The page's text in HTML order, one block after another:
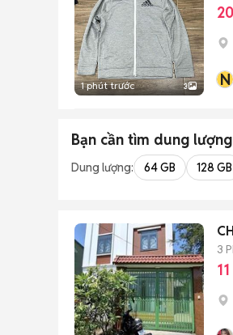
1 phút trước 3 N
Bạn cần tìm dung lượng
Dung lượng: 64 GB 128 GB
3